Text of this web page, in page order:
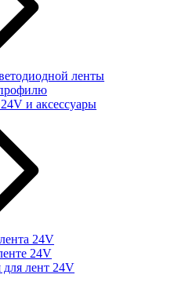
ленты
и аксессуары
24V
24V
лент 24V